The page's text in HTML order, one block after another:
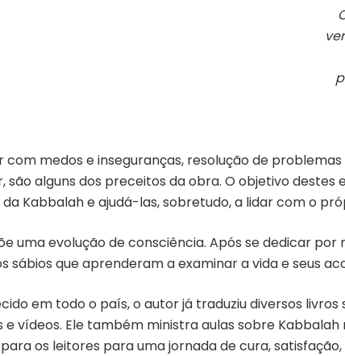
com medos e inseguranças, resolução de
são alguns dos preceitos da obra. O objetivo
Kabbalah e ajudá-las, sobretudo, a lidar com o
uma evolução de consciência. Após se dedicar
sábios que aprenderam a examinar a vida e seus
em todo o país, o autor já traduziu diversos
e vídeos. Ele também ministra aulas sobre
os leitores para uma jornada de cura, satisfação,